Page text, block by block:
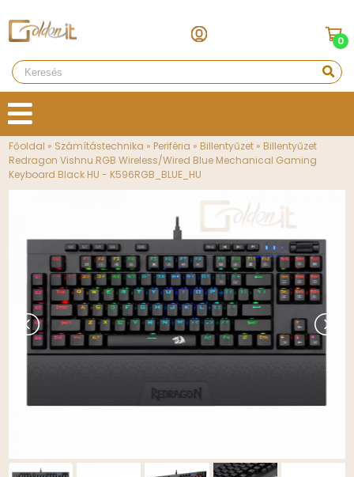
0
Főoldal » Számítástechnika » Periféria » Billentyűzet » Billentyűzet
Redragon Vishnu RGB Wireless/Wired Blue Mechanical Gaming
Keyboard Black HU - K596RGB_BLUE_HU